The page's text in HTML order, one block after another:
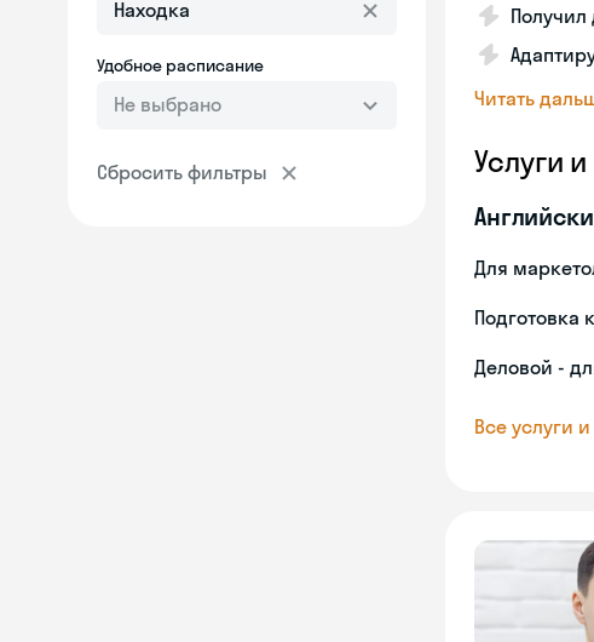
Удобное расписание
Не выбрано
Сбросить фильтры
Читать
Услуги
Для
Подготовка
Деловой -
Все услуги